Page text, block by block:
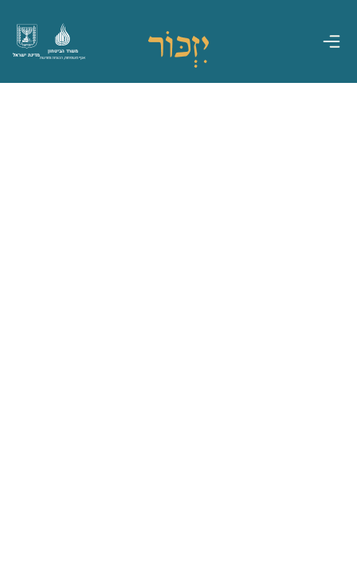
מדינת ישראל
משרד הביטחון
אגף משפחות, הנצחה ומורשת